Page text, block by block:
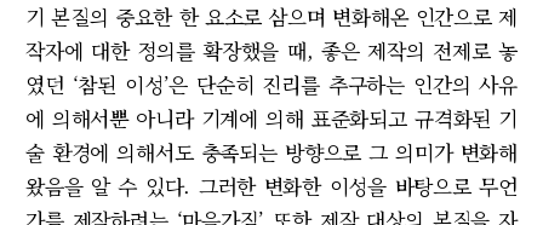
기 본질의 중요한 한 요소로 삼으며 변화해온 인간으로 제
작자에 대한 정의를 확장했을 때, 좋은 제작의 전제로 놓
였던 ‘참된 이성’은 단순히 진리를 추구하는 인간의 사유
에 의해서뿐 아니라 기계에 의해 표준화되고 규격화된 기
술 환경에 의해서도 충족되는 방향으로 그 의미가 변화해
왔음을 알 수 있다. 그러한 변화한 이성을 바탕으로 무언